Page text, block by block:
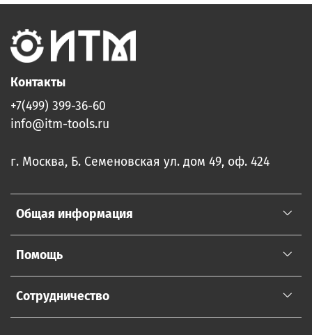
Общая информация
Помощь
Сотрудничество
Контакты
+7(499) 399-36-60
info@itm-tools.ru
г. Москва, Б. Семеновская ул. дом 49, оф. 424